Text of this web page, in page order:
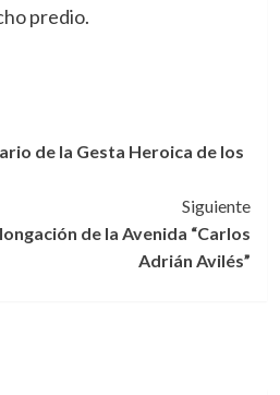
predio.
de la Gesta Heroica de los
Siguiente
de la Avenida “Carlos
Adrián Avilés”